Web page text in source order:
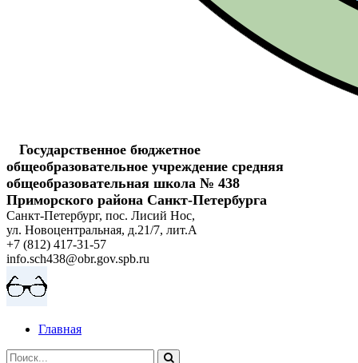
Государственное бюджетное
общеобразовательное учреждение cредняя
общеобразовательная школа № 438
Приморского района Санкт-Петербурга
Санкт-Петербург, пос. Лисий Нос,
ул. Новоцентральная, д.21/7, лит.А
+7 (812) 417-31-57
info.sch438@obr.gov.spb.ru
Главная